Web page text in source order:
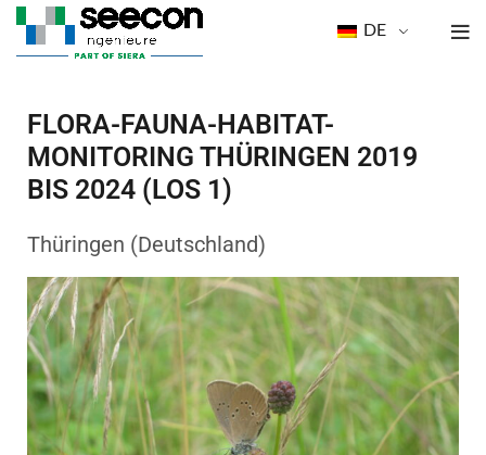
DE
FLORA-FAUNA-HABITAT-
MONITORING THÜRINGEN 2019
BIS 2024 (LOS 1)
Thüringen (Deutschland)